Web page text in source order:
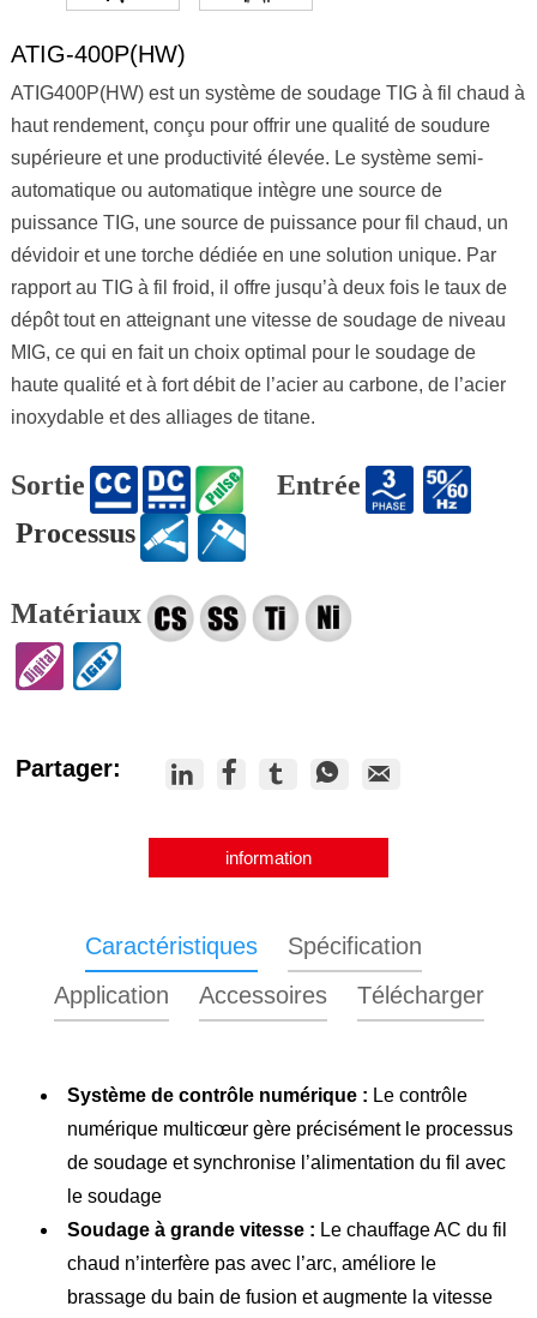
ATIG-400P(HW)
ATIG400P(HW) est un système de soudage TIG à fil chaud à
haut rendement, conçu pour offrir une qualité de soudure
supérieure et une productivité élevée. Le système semi-
automatique ou automatique intègre une source de
puissance TIG, une source de puissance pour fil chaud, un
dévidoir et une torche dédiée en une solution unique. Par
rapport au TIG à fil froid, il offre jusqu’à deux fois le taux de
dépôt tout en atteignant une vitesse de soudage de niveau
MIG, ce qui en fait un choix optimal pour le soudage de
haute qualité et à fort débit de l’acier au carbone, de l’acier
inoxydable et des alliages de titane.
Sortie
Entrée
Processus
Matériaux
Partager:     
information
Caractéristiques
Spécification
Application
Accessoires Télécharger
Système de contrôle numérique : Le contrôle
numérique multicœur gère précisément le processus
de soudage et synchronise l’alimentation du fil avec
le soudage
Soudage à grande vitesse : Le chauffage AC du fil
chaud n’interfère pas avec l’arc, améliore le
brassage du bain de fusion et augmente la vitesse
Source de puissance de soudage
3 phase,
AC380V±10%, 50
/60Hz
Équipements standard
1 source de puissance
1 câble principal=3m
1 source de puissance pour fil chaud
1 refroidisseur à eau
1 dévidoir
1 chariot
ATIG-400P(HW)/500P(HW)
Plus.pdf